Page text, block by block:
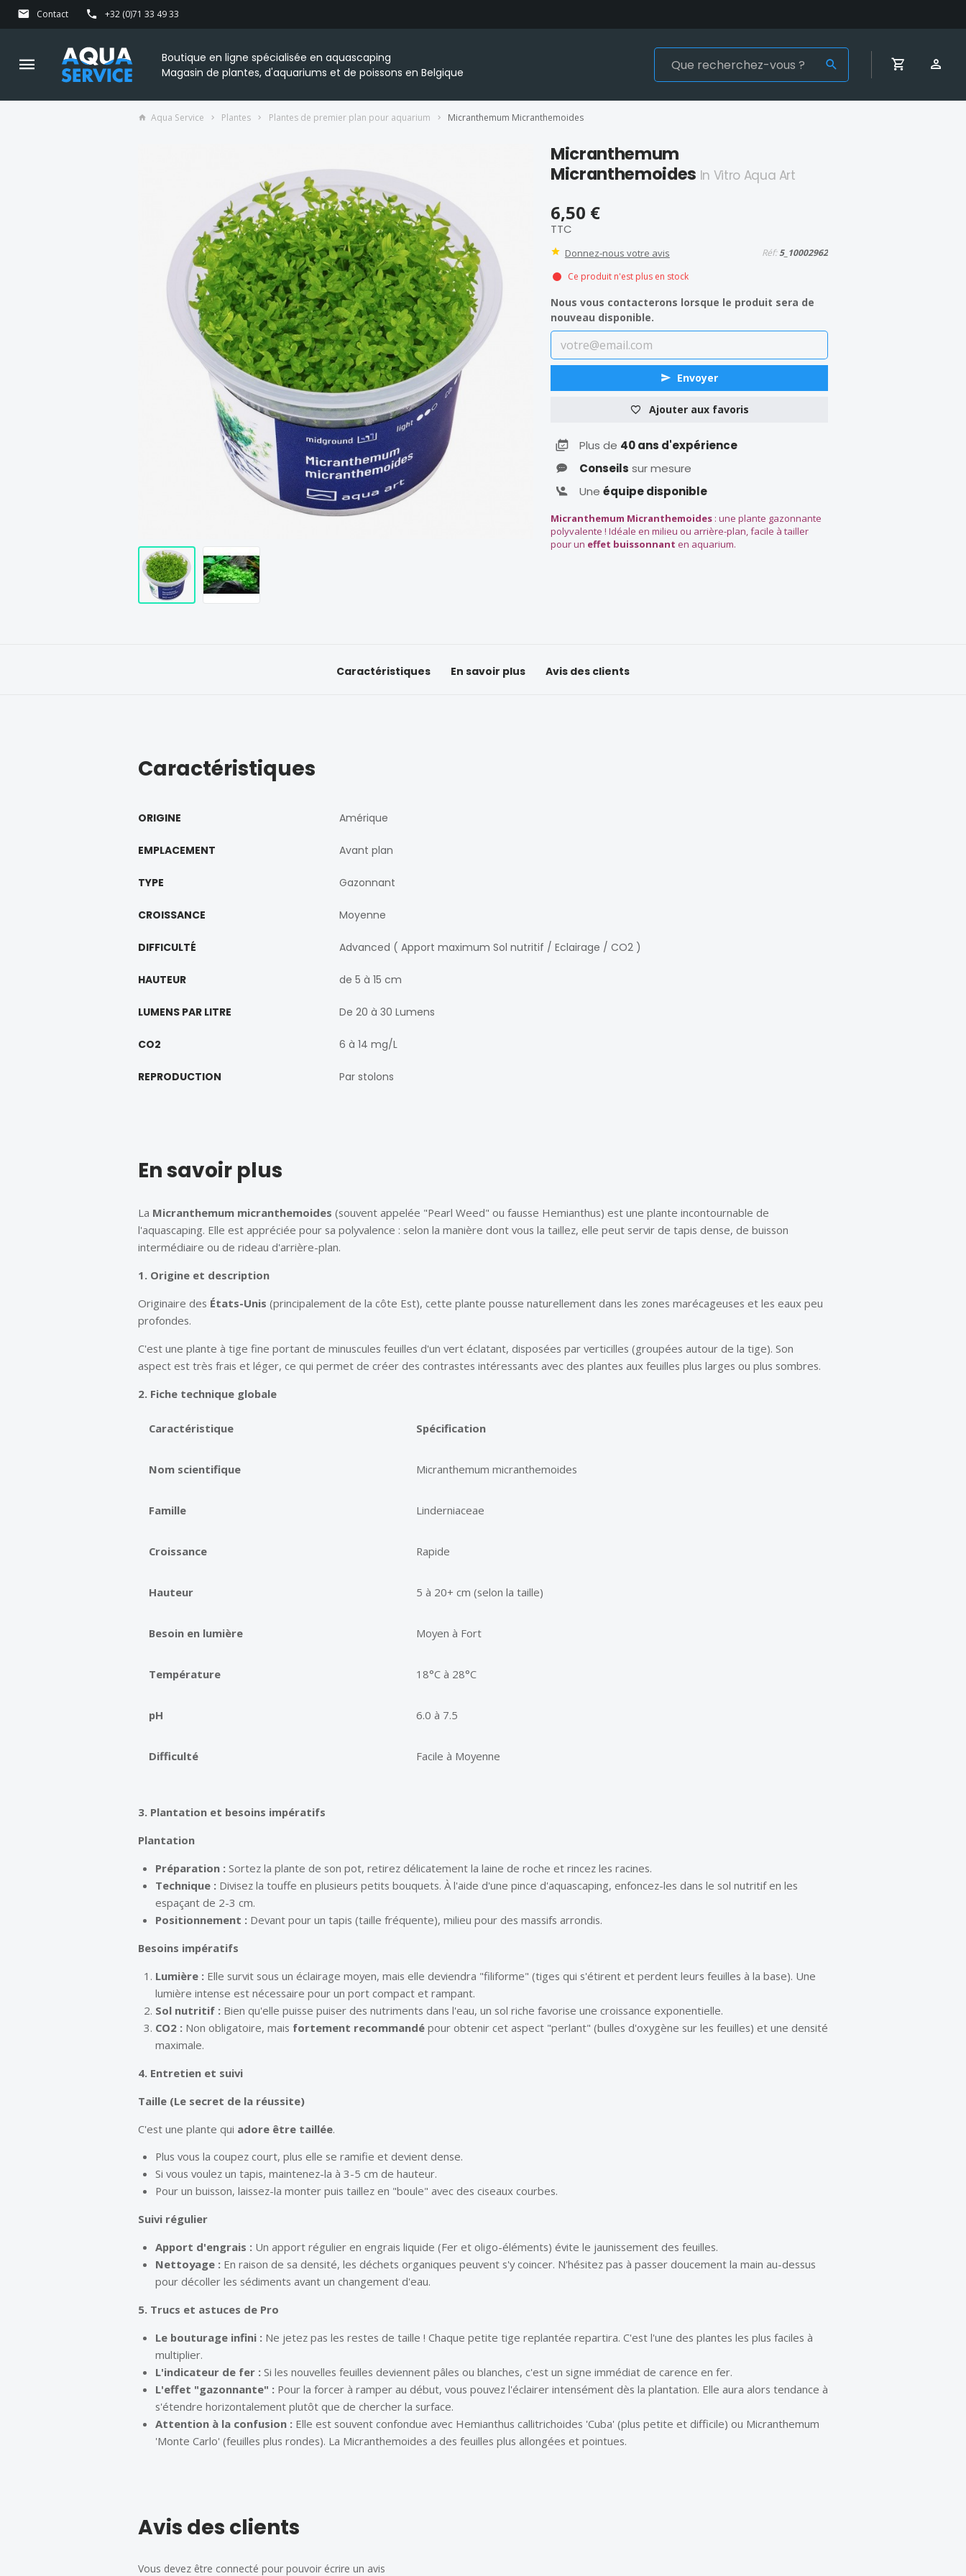
Contact +32 (0)71 33 49 33
Boutique en ligne spécialisée en aquascaping
Magasin de plantes, d'aquariums et de poissons en Belgique
Aqua Service Plantes Plantes de premier plan pour aquarium Micranthemum Micranthemoides
Micranthemum
Micranthemoides In Vitro Aqua Art
6,50 €
TTC
Donnez-nous votre avis Réf:5_10002962
Ce produit n'est plus en stock
Nous vous contacterons lorsque le produit sera de
nouveau disponible.
Envoyer
Ajouter aux favoris
Plus de 40 ans d'expérience
Conseils sur mesure
Une équipe disponible
Micranthemum Micranthemoides : une plante gazonnante
polyvalente ! Idéale en milieu ou arrière-plan, facile à tailler
pour un effet buissonnant en aquarium.
Caractéristiques En savoir plus Avis des clients
Caractéristiques
ORIGINE Amérique
EMPLACEMENT Avant plan
TYPE Gazonnant
CROISSANCE Moyenne
DIFFICULTÉ Advanced ( Apport maximum Sol nutritif / Eclairage / CO2 )
HAUTEUR de 5 à 15 cm
LUMENS PAR LITRE De 20 à 30 Lumens
CO2 6 à 14 mg/L
REPRODUCTION Par stolons
En savoir plus
La Micranthemum micranthemoides (souvent appelée "Pearl Weed" ou fausse Hemianthus) est une plante incontournable de
l'aquascaping. Elle est appréciée pour sa polyvalence : selon la manière dont vous la taillez, elle peut servir de tapis dense, de buisson
intermédiaire ou de rideau d'arrière-plan.
1. Origine et description
Originaire des États-Unis (principalement de la côte Est), cette plante pousse naturellement dans les zones marécageuses et les eaux peu
profondes.
C'est une plante à tige fine portant de minuscules feuilles d'un vert éclatant, disposées par verticilles (groupées autour de la tige). Son
aspect est très frais et léger, ce qui permet de créer des contrastes intéressants avec des plantes aux feuilles plus larges ou plus sombres.
2. Fiche technique globale
Caractéristique Spécification
Nom scientifique Micranthemum micranthemoides
Famille Linderniaceae
Croissance Rapide
Hauteur 5 à 20+ cm (selon la taille)
Besoin en lumière Moyen à Fort
Température 18°C à 28°C
pH 6.0 à 7.5
Difficulté Facile à Moyenne
3. Plantation et besoins impératifs
Plantation
Préparation : Sortez la plante de son pot, retirez délicatement la laine de roche et rincez les racines.
Technique : Divisez la touffe en plusieurs petits bouquets. À l'aide d'une pince d'aquascaping, enfoncez-les dans le sol nutritif en les
espaçant de 2-3 cm.
Positionnement : Devant pour un tapis (taille fréquente), milieu pour des massifs arrondis.
Besoins impératifs
Lumière : Elle survit sous un éclairage moyen, mais elle deviendra "filiforme" (tiges qui s'étirent et perdent leurs feuilles à la base). Une
lumière intense est nécessaire pour un port compact et rampant.
Sol nutritif : Bien qu'elle puisse puiser des nutriments dans l'eau, un sol riche favorise une croissance exponentielle.
CO2 : Non obligatoire, mais fortement recommandé pour obtenir cet aspect "perlant" (bulles d'oxygène sur les feuilles) et une densité
maximale.
4. Entretien et suivi
Taille (Le secret de la réussite)
C'est une plante qui adore être taillée.
Plus vous la coupez court, plus elle se ramifie et devient dense.
Si vous voulez un tapis, maintenez-la à 3-5 cm de hauteur.
Pour un buisson, laissez-la monter puis taillez en "boule" avec des ciseaux courbes.
Suivi régulier
Apport d'engrais : Un apport régulier en engrais liquide (Fer et oligo-éléments) évite le jaunissement des feuilles.
Nettoyage : En raison de sa densité, les déchets organiques peuvent s'y coincer. N'hésitez pas à passer doucement la main au-dessus
pour décoller les sédiments avant un changement d'eau.
5. Trucs et astuces de Pro
Le bouturage infini : Ne jetez pas les restes de taille ! Chaque petite tige replantée repartira. C'est l'une des plantes les plus faciles à
multiplier.
L'indicateur de fer : Si les nouvelles feuilles deviennent pâles ou blanches, c'est un signe immédiat de carence en fer.
L'effet "gazonnante" : Pour la forcer à ramper au début, vous pouvez l'éclairer intensément dès la plantation. Elle aura alors tendance à
s'étendre horizontalement plutôt que de chercher la surface.
Attention à la confusion : Elle est souvent confondue avec Hemianthus callitrichoides 'Cuba' (plus petite et difficile) ou Micranthemum
'Monte Carlo' (feuilles plus rondes). La Micranthemoides a des feuilles plus allongées et pointues.
Avis des clients
Vous devez être connecté pour pouvoir écrire un avis